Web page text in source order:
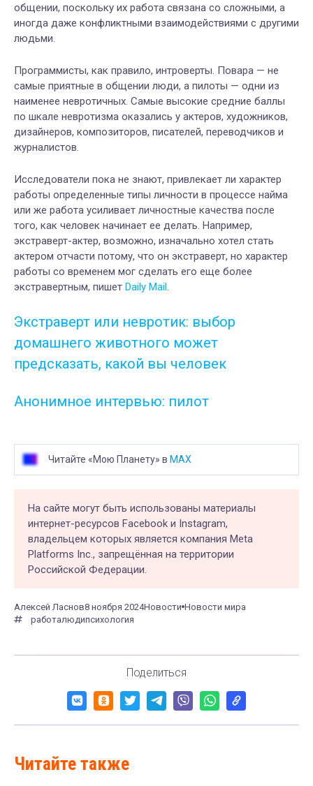
общении, поскольку их работа связана со сложными, а
иногда даже конфликтными взаимодействиями с другими
людьми.
Программисты, как правило, интроверты. Повара — не
самые приятные в общении люди, а пилоты — одни из
наименее невротичных. Самые высокие средние баллы
по шкале невротизма оказались у актеров, художников,
дизайнеров, композиторов, писателей, переводчиков и
журналистов.
Исследователи пока не знают, привлекает ли характер
работы определенные типы личности в процессе найма
или же работа усиливает личностные качества после
того, как человек начинает ее делать. Например,
экстраверт-актер, возможно, изначально хотел стать
актером отчасти потому, что он экстраверт, но характер
работы со временем мог сделать его еще более
экстравертным, пишет Daily Mail.
Экстраверт или невротик: выбор
домашнего животного может
предсказать, какой вы человек
Анонимное интервью: пилот
Читайте «Мою Планету» в MAX
На сайте могут быть использованы материалы
интернет-ресурсов Facebook и Instagram,
владельцем которых является компания Meta
Platforms Inc., запрещённая на территории
Российской Федерации.
Алексей Ласнов8 ноября 2024Новости Новости мира
работалюдипсихология
Поделиться
Читайте также